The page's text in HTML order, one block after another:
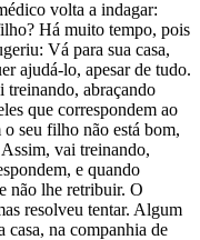
volta a indagar:
Há muito tempo, pois
Vá para sua casa,
ajudá-lo, apesar de tudo.
treinando, abraçando
que correspondem ao
seu filho não está bom,
vai treinando,
e quando
não lhe retribuir. O
resolveu tentar. Algum
casa, na companhia de